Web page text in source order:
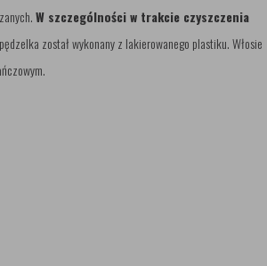
W szczególności w trakcie czyszczenia
został wykonany z lakierowanego plastiku. Włosie